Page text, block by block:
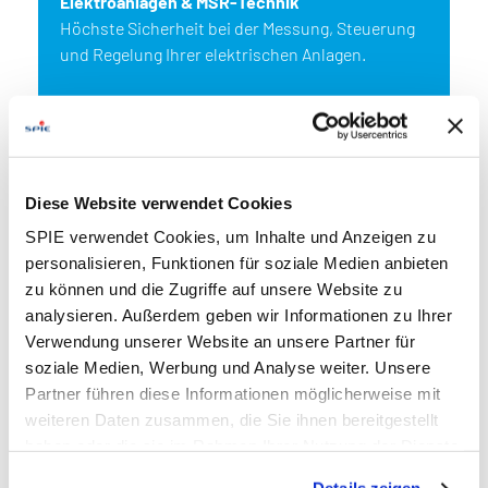
Diese Website verwendet Cookies
SPIE verwendet Cookies, um Inhalte und Anzeigen zu
personalisieren, Funktionen für soziale Medien anbieten
zu können und die Zugriffe auf unsere Website zu
analysieren. Außerdem geben wir Informationen zu Ihrer
Verwendung unserer Website an unsere Partner für
soziale Medien, Werbung und Analyse weiter. Unsere
Partner führen diese Informationen möglicherweise mit
weiteren Daten zusammen, die Sie ihnen bereitgestellt
Höchste Sicherheit bei der Messung, Steuerung
und Regelung Ihrer elektrischen Anlagen.